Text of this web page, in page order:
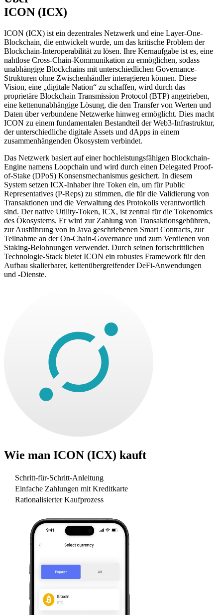
ICON (ICX)
ICON (ICX) ist ein dezentrales Netzwerk und eine Layer-One-
Blockchain, die entwickelt wurde, um das kritische Problem der
Blockchain-Interoperabilität zu lösen. Ihre Kernaufgabe ist es, eine
nahtlose Cross-Chain-Kommunikation zu ermöglichen, sodass
unabhängige Blockchains mit unterschiedlichen Governance-
Strukturen ohne Zwischenhändler interagieren können. Diese
Vision, eine „digitale Nation“ zu schaffen, wird durch das
proprietäre Blockchain Transmission Protocol (BTP) angetrieben,
eine kettenunabhängige Lösung, die den Transfer von Werten und
Daten über verbundene Netzwerke hinweg ermöglicht. Dies macht
ICON zu einem fundamentalen Bestandteil der Web3-Infrastruktur,
der unterschiedliche digitale Assets und dApps in einem
zusammenhängenden Ökosystem verbindet.
Das Netzwerk basiert auf einer hochleistungsfähigen Blockchain-
Engine namens Loopchain und wird durch einen Delegated Proof-
of-Stake (DPoS) Konsensmechanismus gesichert. In diesem
System setzen ICX-Inhaber ihre Token ein, um für Public
Representatives (P-Reps) zu stimmen, die für die Validierung von
Transaktionen und die Verwaltung des Protokolls verantwortlich
sind. Der native Utility-Token, ICX, ist zentral für die Tokenomics
des Ökosystems. Er wird zur Zahlung von Transaktionsgebühren,
zur Ausführung von in Java geschriebenen Smart Contracts, zur
Teilnahme an der On-Chain-Governance und zum Verdienen von
Staking-Belohnungen verwendet. Durch seinen fortschrittlichen
Technologie-Stack bietet ICON ein robustes Framework für den
Aufbau skalierbarer, kettenübergreifender DeFi-Anwendungen
und -Dienste.
Wie man ICON (ICX) kauft
Schritt-für-Schritt-Anleitung
Einfache Zahlungen mit Kreditkarte
Rationalisierter Kaufprozess